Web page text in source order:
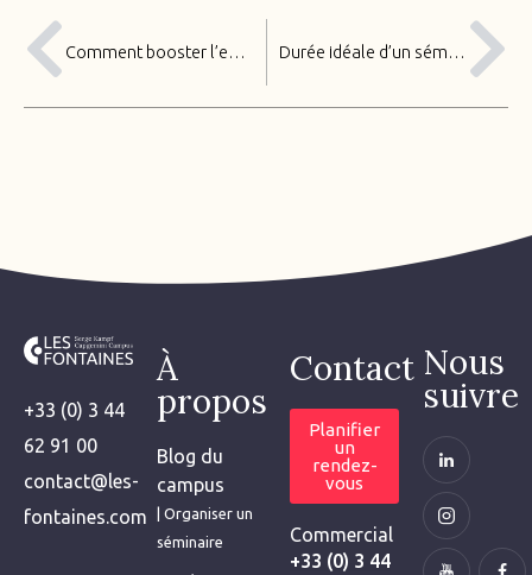
Comment booster l’engagement des participants lors d’un séminaire Durée idéale d’un séminaire : 1 jour, 2 jours ou plus ?
+33 (0) 3 44
62 91 00
contact@les-
fontaines.com
À
propos
Blog du
campus
| Organiser un
séminaire
Contact
Planifier
un
rendez-
vous
Commercial
+33 (0) 3 44
Nous
suivre